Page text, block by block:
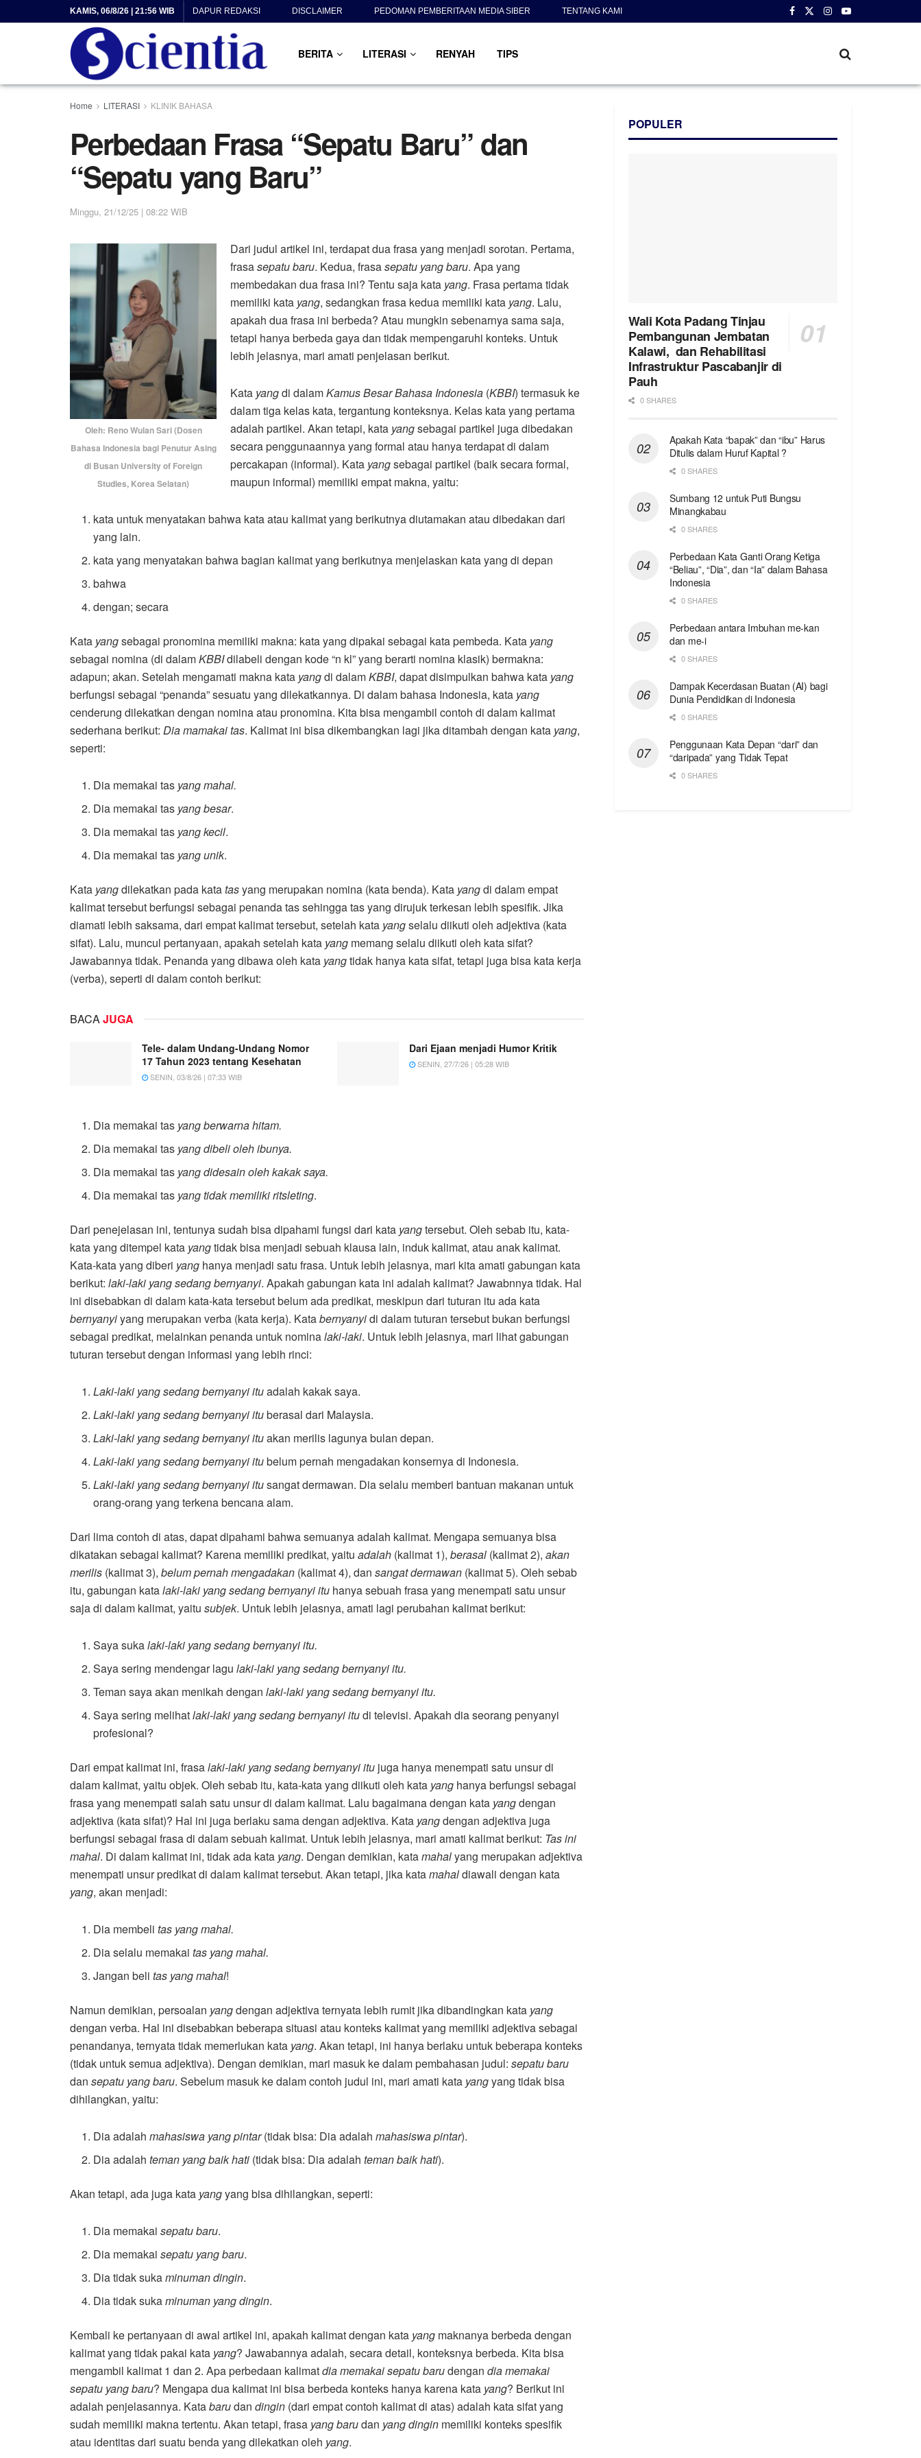
KAMIS, 06/8/26 | 21:56 WIB DAPUR REDAKSI DISCLAIMER PEDOMAN PEMBERITAAN MEDIA SIBER TENTANG KAMI
BERITA LITERASI RENYAH TIPS
Home LITERASI KLINIK BAHASA
Perbedaan Frasa “Sepatu Baru” dan
“Sepatu yang Baru”
Minggu, 21/12/25 | 08:22 WIB
Oleh: Reno Wulan Sari (Dosen
Bahasa Indonesia bagi Penutur Asing
di Busan University of Foreign
Studies, Korea Selatan)
Dari judul artikel ini, terdapat dua frasa yang menjadi sorotan. Pertama,
frasasepatu baru. Kedua, frasasepatu yang baru. Apa yang
membedakan dua frasa ini? Tentu saja kata yang. Frasa pertama tidak
memiliki kata yang, sedangkan frasa kedua memiliki kata yang. Lalu,
apakah dua frasa ini berbeda? Atau mungkin sebenarnya sama saja,
tetapi hanya berbeda gaya dan tidak mempengaruhi konteks. Untuk
lebih jelasnya, mari amati penjelasan berikut.
Kata yangdi dalamKamus Besar Bahasa Indonesia (KBBI) termasuk ke
dalam tiga kelas kata, tergantung konteksnya. Kelas kata yang pertama
adalah partikel. Akan tetapi, kata yangsebagai partikel juga dibedakan
secara penggunaannya yang formal atau hanya terdapat di dalam
percakapan (informal). Kata yangsebagai partikel (baik secara formal,
maupun informal) memiliki empat makna, yaitu:
kata untuk menyatakan bahwa kata atau kalimat yang berikutnya diutamakan atau dibedakan dari
yang lain.
kata yang menyatakan bahwa bagian kalimat yang berikutnya menjelaskan kata yang di depan
bahwa
dengan; secara
Kata yangsebagai pronomina memiliki makna: kata yang dipakai sebagai kata pembeda. Kata yang
sebagai nomina (di dalamKBBIdilabeli dengan kode “n kl” yang berarti nomina klasik) bermakna:
adapun; akan. Setelah mengamati makna kata yangdi dalamKBBI, dapat disimpulkan bahwa kata yang
berfungsi sebagai “penanda” sesuatu yang dilekatkannya. Di dalam bahasa Indonesia, kata yang
cenderung dilekatkan dengan nomina atau pronomina. Kita bisa mengambil contoh di dalam kalimat
sederhana berikut: Dia mamakai tas. Kalimat ini bisa dikembangkan lagi jika ditambah dengan kata yang,
seperti:
Dia memakai tas yang mahal.
Dia memakai tas yang besar.
Dia memakai tas yang kecil.
Dia memakai tas yang unik.
Kata yangdilekatkan pada katatasyang merupakan nomina (kata benda). Kata yangdi dalam empat
kalimat tersebut berfungsi sebagai penanda tas sehingga tas yang dirujuk terkesan lebih spesifik. Jika
diamati lebih saksama, dari empat kalimat tersebut, setelah kata yangselalu diikuti oleh adjektiva (kata
sifat). Lalu, muncul pertanyaan, apakah setelah kata yang memang selalu diikuti oleh kata sifat?
Jawabannya tidak. Penanda yang dibawa oleh kata yangtidak hanya kata sifat, tetapi juga bisa kata kerja
(verba), seperti di dalam contoh berikut:
BACAJUGA
Tele- dalam Undang-Undang Nomor
17 Tahun 2023 tentang Kesehatan
SENIN, 03/8/26 | 07:33 WIB
Dari Ejaan menjadi Humor Kritik
SENIN, 27/7/26 | 05:28 WIB
Dia memakai tas yang berwarna hitam.
Dia memakai tas yang dibeli oleh ibunya.
Dia memakai tas yang didesain oleh kakak saya.
Dia memakai tas yang tidak memiliki ritsleting.
Dari penejelasan ini, tentunya sudah bisa dipahami fungsi dari kata yangtersebut. Oleh sebab itu, kata-
kata yang ditempel kata yangtidak bisa menjadi sebuah klausa lain, induk kalimat, atau anak kalimat.
Kata-kata yang diberi yang hanya menjadi satu frasa. Untuk lebih jelasnya, mari kita amati gabungan kata
berikut: laki-laki yang sedang bernyanyi. Apakah gabungan kata ini adalah kalimat? Jawabnnya tidak. Hal
ini disebabkan di dalam kata-kata tersebut belum ada predikat, meskipun dari tuturan itu ada kata
bernyanyiyang merupakan verba (kata kerja). Katabernyanyidi dalam tuturan tersebut bukan berfungsi
sebagai predikat, melainkan penanda untuk nominalaki-laki. Untuk lebih jelasnya, mari lihat gabungan
tuturan tersebut dengan informasi yang lebih rinci:
Laki-laki yang sedang bernyanyi ituadalah kakak saya.
Laki-laki yang sedang bernyanyi ituberasal dari Malaysia.
Laki-laki yang sedang bernyanyi ituakan merilis lagunya bulan depan.
Laki-laki yang sedang bernyanyi itubelum pernah mengadakan konsernya di Indonesia.
Laki-laki yang sedang bernyanyi itusangat dermawan. Dia selalu memberi bantuan makanan untuk
orang-orang yang terkena bencana alam.
Dari lima contoh di atas, dapat dipahami bahwa semuanya adalah kalimat. Mengapa semuanya bisa
dikatakan sebagai kalimat? Karena memiliki predikat, yaitu adalah (kalimat 1), berasal (kalimat 2), akan
merilis (kalimat 3), belum pernah mengadakan (kalimat 4), dan sangat dermawan (kalimat 5). Oleh sebab
itu, gabungan katalaki-laki yang sedang bernyanyi itu hanya sebuah frasa yang menempati satu unsur
saja di dalam kalimat, yaitu subjek. Untuk lebih jelasnya, amati lagi perubahan kalimat berikut:
Saya sukalaki-laki yang sedang bernyanyi itu.
Saya sering mendengar lagulaki-laki yang sedang bernyanyi itu.
Teman saya akan menikah denganlaki-laki yang sedang bernyanyi itu.
Saya sering melihatlaki-laki yang sedang bernyanyi itudi televisi. Apakah dia seorang penyanyi
profesional?
Dari empat kalimat ini, frasalaki-laki yang sedang bernyanyi itu juga hanya menempati satu unsur di
dalam kalimat, yaitu objek. Oleh sebab itu, kata-kata yang diikuti oleh kata yang hanya berfungsi sebagai
frasa yang menempati salah satu unsur di dalam kalimat. Lalu bagaimana dengan kata yangdengan
adjektiva (kata sifat)? Hal ini juga berlaku sama dengan adjektiva. Kata yangdengan adjektiva juga
berfungsi sebagai frasa di dalam sebuah kalimat. Untuk lebih jelasnya, mari amati kalimat berikut: Tas ini
mahal. Di dalam kalimat ini, tidak ada kata yang. Dengan demikian, katamahalyang merupakan adjektiva
menempati unsur predikat di dalam kalimat tersebut. Akan tetapi, jika katamahaldiawali dengan kata
yang, akan menjadi:
Dia membelitas yang mahal.
Dia selalu memakaitas yang mahal.
Jangan belitas yang mahal!
Namun demikian, persoalan yangdengan adjektiva ternyata lebih rumit jika dibandingkan kata yang
dengan verba. Hal ini disebabkan beberapa situasi atau konteks kalimat yang memiliki adjektiva sebagai
penandanya, ternyata tidak memerlukan kata yang. Akan tetapi, ini hanya berlaku untuk beberapa konteks
(tidak untuk semua adjektiva). Dengan demikian, mari masuk ke dalam pembahasan judul: sepatu baru
dan sepatu yang baru. Sebelum masuk ke dalam contoh judul ini, mari amati kata yangyang tidak bisa
dihilangkan, yaitu:
Dia adalahmahasiswa yang pintar(tidak bisa: Dia adalahmahasiswa pintar).
Dia adalahteman yang baik hati (tidak bisa: Dia adalahteman baik hati).
Akan tetapi, ada juga kata yangyang bisa dihilangkan, seperti:
Dia memakaisepatu baru.
Dia memakaisepatu yang baru.
Dia tidak sukaminuman dingin.
Dia tidak sukaminuman yang dingin.
Kembali ke pertanyaan di awal artikel ini, apakah kalimat dengan kata yang maknanya berbeda dengan
kalimat yang tidak pakai kata yang? Jawabannya adalah, secara detail, konteksnya berbeda. Kita bisa
mengambil kalimat 1 dan 2. Apa perbedaan kalimatdia memakai sepatu barudengan dia memakai
sepatu yang baru? Mengapa dua kalimat ini bisa berbeda konteks hanya karena kata yang? Berikut ini
adalah penjelasannya. Katabarudan dingin (dari empat contoh kalimat di atas) adalah kata sifat yang
sudah memiliki makna tertentu. Akan tetapi, frasa yang barudan yang dingin memiliki konteks spesifik
atau identitas dari suatu benda yang dilekatkan oleh yang.
POPULER
Wali Kota Padang Tinjau
Pembangunan Jembatan
Kalawi, dan Rehabilitasi
Infrastruktur Pascabanjir di
Pauh
0 SHARES
Apakah Kata “bapak” dan “ibu” Harus
Ditulis dalam Huruf Kapital ?
0 SHARES
Sumbang 12 untuk Puti Bungsu
Minangkabau
0 SHARES
Perbedaan Kata Ganti Orang Ketiga
“Beliau”, “Dia”, dan “Ia” dalam Bahasa
Indonesia
0 SHARES
Perbedaan antara Imbuhan me-kan
dan me-i
0 SHARES
Dampak Kecerdasan Buatan (AI) bagi
Dunia Pendidikan di Indonesia
0 SHARES
Penggunaan Kata Depan “dari” dan
“daripada” yang Tidak Tepat
0 SHARES